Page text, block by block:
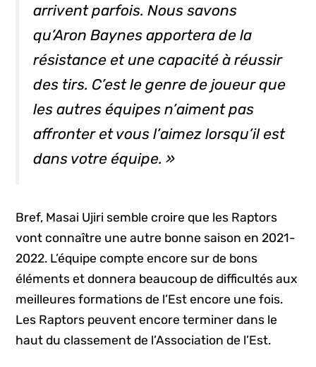
arrivent parfois. Nous savons
qu’Aron Baynes apportera de la
résistance et une capacité à réussir
des tirs. C’est le genre de joueur que
les autres équipes n’aiment pas
affronter et vous l’aimez lorsqu’il est
dans votre équipe. »
Bref, Masai Ujiri semble croire que les Raptors
vont connaître une autre bonne saison en 2021-
2022. L’équipe compte encore sur de bons
éléments et donnera beaucoup de difficultés aux
meilleures formations de l’Est encore une fois.
Les Raptors peuvent encore terminer dans le
haut du classement de l’Association de l’Est.